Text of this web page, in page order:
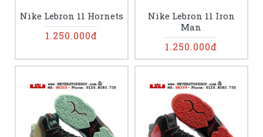
Nike Lebron 11 Hornets
1.250.000đ
Nike Lebron 11 Iron
Man
1.250.000đ